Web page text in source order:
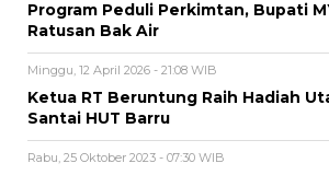
Program Peduli Perkimtan, Bupati
Ratusan Bak Air
Minggu, 12 April 2026 - 21:08 WIB
Ketua RT Beruntung Raih Hadiah
Santai HUT Barru
Rabu, 25 Oktober 2023 - 07:30 WIB